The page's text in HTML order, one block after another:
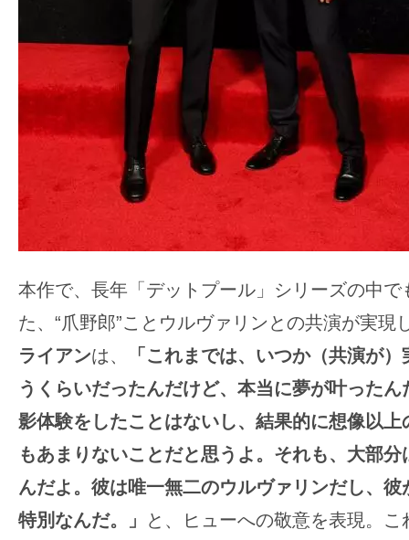
本作で、長年「デットプール」シリーズの中で
た、“爪野郎”ことウルヴァリンとの共演が実現
ライアンは、
「これまでは、いつか（共演が
うくらいだったんだけど、本当に夢が叶った
影体験をしたことはないし、結果的に想像以上
もあまりないことだと思うよ。それも、大部
んだよ。彼は唯一無二のウルヴァリンだし、
特別なんだ。」
と、ヒューへの敬意を表現。こ